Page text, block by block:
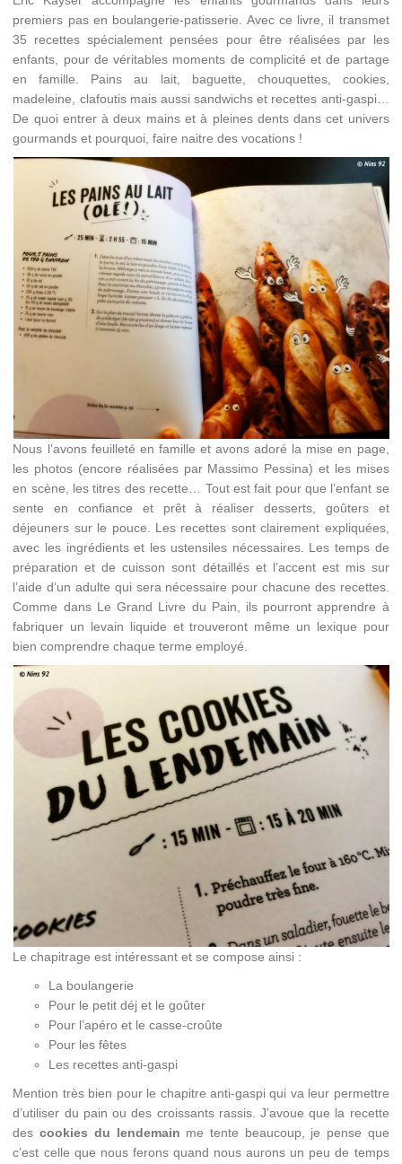
premiers pas en boulangerie-patisserie. Avec ce livre, il transmet
35 recettes spécialement pensées pour être réalisées par les
enfants, pour de véritables moments de complicité et de partage
en famille. Pains au lait, baguette, chouquettes, cookies,
madeleine, clafoutis mais aussi sandwichs et recettes anti-gaspi…
De quoi entrer à deux mains et à pleines dents dans cet univers
gourmands et pourquoi, faire naitre des vocations !
Nous l’avons feuilleté en famille et avons adoré la mise en page,
les photos (encore réalisées par Massimo Pessina) et les mises
en scène, les titres des recette… Tout est fait pour que l’enfant se
sente en confiance et prêt à réaliser desserts, goûters et
déjeuners sur le pouce. Les recettes sont clairement expliquées,
avec les ingrédients et les ustensiles nécessaires. Les temps de
préparation et de cuisson sont détaillés et l’accent est mis sur
l’aide d’un adulte qui sera nécessaire pour chacune des recettes.
Comme dans Le Grand Livre du Pain, ils pourront apprendre à
fabriquer un levain liquide et trouveront même un lexique pour
bien comprendre chaque terme employé.
Le chapitrage est intéressant et se compose ainsi :
La boulangerie
Pour le petit déj et le goûter
Pour l’apéro et le casse-croûte
Pour les fêtes
Les recettes anti-gaspi
Mention très bien pour le chapitre anti-gaspi qui va leur permettre
d’utiliser du pain ou des croissants rassis. J’avoue que la recette
descookies du lendemain me tente beaucoup, je pense que
c’est celle que nous ferons quand nous aurons un peu de temps